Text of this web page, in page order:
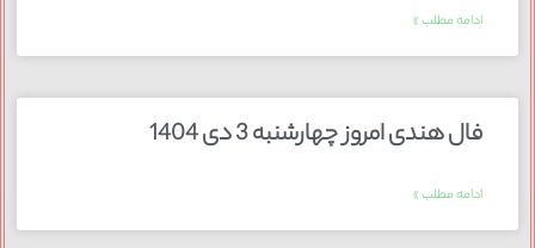
ادامه مطلب »
فال هندی امروز چهارشنبه 3 دی 1404
ادامه مطلب »